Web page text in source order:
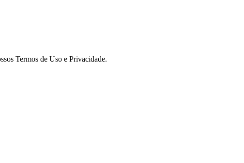
Termos de Uso e Privacidade.